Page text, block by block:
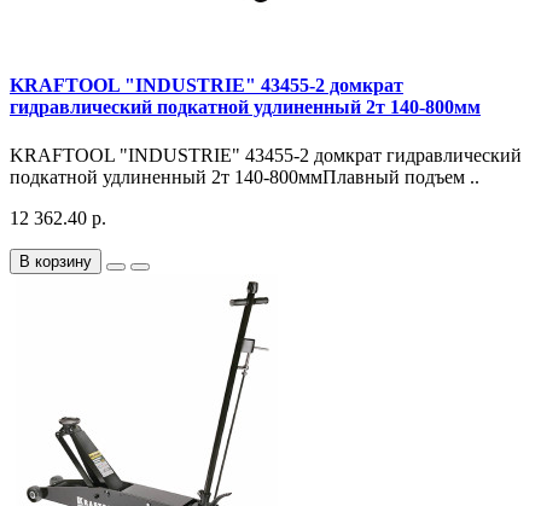
KRAFTOOL "INDUSTRIE" 43455-2 домкрат
гидравлический подкатной удлиненный 2т 140-800мм
KRAFTOOL "INDUSTRIE" 43455-2 домкрат гидравлический
подкатной удлиненный 2т 140-800ммПлавный подъем ..
12 362.40 р.
В корзину